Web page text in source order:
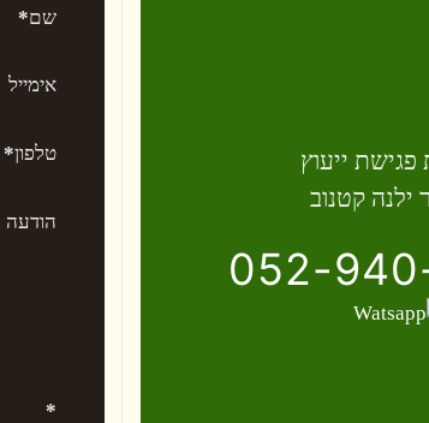
פגישת ייעוץ
ילנה קטנוב
052-
שם*
אימייל
טלפון*
הודעה
*